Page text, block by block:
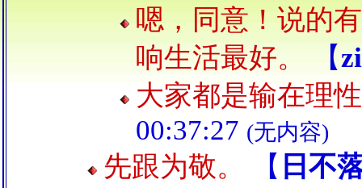
嗯，同意！说的
响生活最好。
【
大家都是输在理
00:37:27 (无内容)
先跟为敬。 【 日不